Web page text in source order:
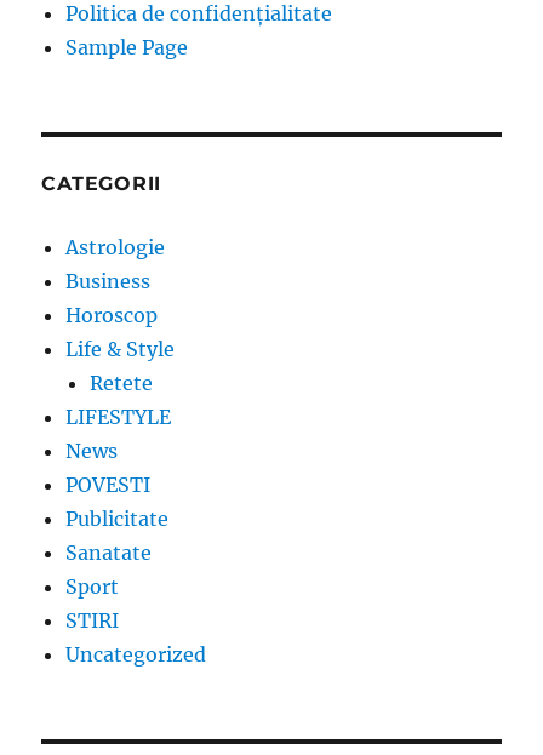
Politica de confidențialitate
Sample Page
CATEGORII
Astrologie
Business
Horoscop
Life & Style
Retete
LIFESTYLE
News
POVESTI
Publicitate
Sanatate
Sport
STIRI
Uncategorized